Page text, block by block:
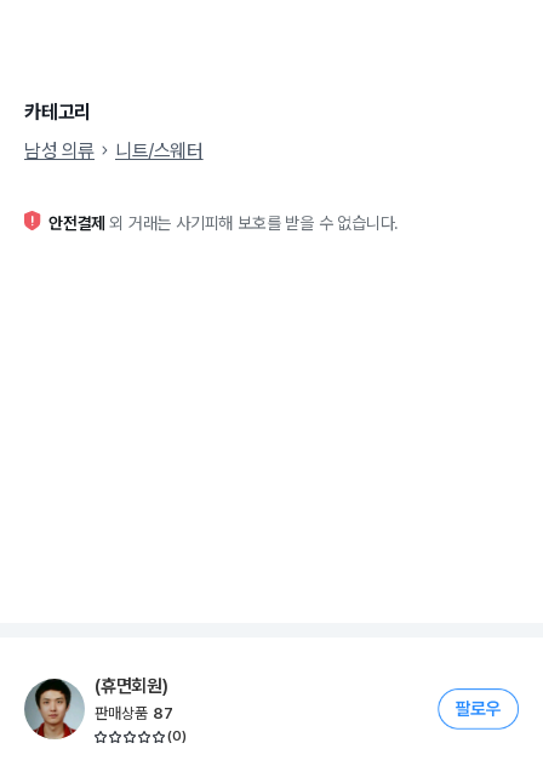
카테고리
남성 의류
니트/스웨터
안전결제 외 거래는 사기피해 보호를 받을 수 없습니다.
(휴면회원)
판매상품 87
(0)